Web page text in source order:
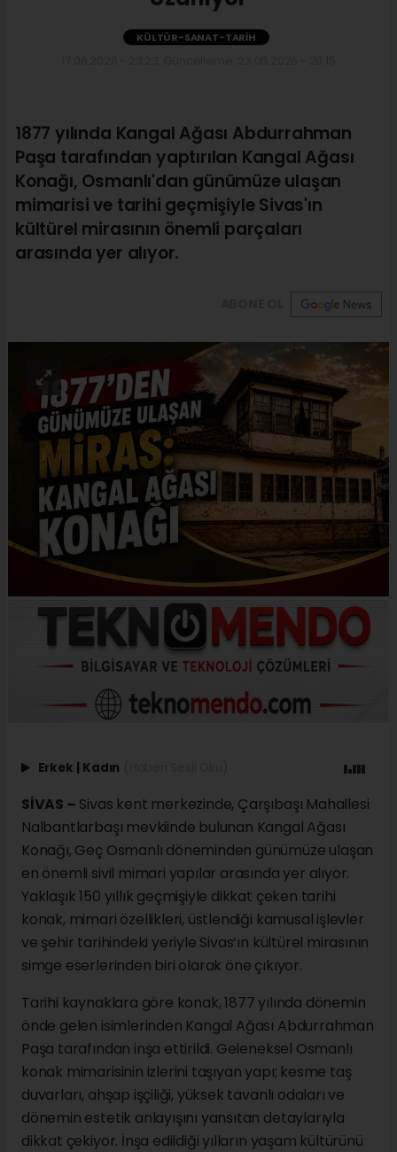
KÜLTÜR-SANAT-TARIH
1877 yılında Kangal Ağası Abdurrahman
Paşa tarafından yaptırılan Kangal Ağası
Konağı, Osmanlı'dan günümüze ulaşan
mimarisi ve tarihi geçmişiyle Sivas'ın
kültürel mirasının önemli parçaları
arasında yer alıyor.
Erkek | Kadın
SİVAS – Sivas kent merkezinde, Çarşıbaşı Mahallesi
Nalbantlarbaşı mevkiinde bulunan Kangal Ağası
Konağı, Geç Osmanlı döneminden günümüze ulaşan
en önemli sivil mimari yapılar arasında yer alıyor.
Yaklaşık 150 yıllık geçmişiyle dikkat çeken tarihi
konak, mimari özellikleri, üstlendiği kamusal işlevler
ve şehir tarihindeki yeriyle Sivas’ın kültürel mirasının
simge eserlerinden biri olarak öne çıkıyor.
Tarihi kaynaklara göre konak, 1877 yılında dönemin
önde gelen isimlerinden Kangal Ağası Abdurrahman
Paşa tarafından inşa ettirildi. Geleneksel Osmanlı
konak mimarisinin izlerini taşıyan yapı; kesme taş
duvarları, ahşap işçiliği, yüksek tavanlı odaları ve
dönemin estetik anlayışını yansıtan detaylarıyla
dikkat çekiyor. İnşa edildiği yılların yaşam kültürünü